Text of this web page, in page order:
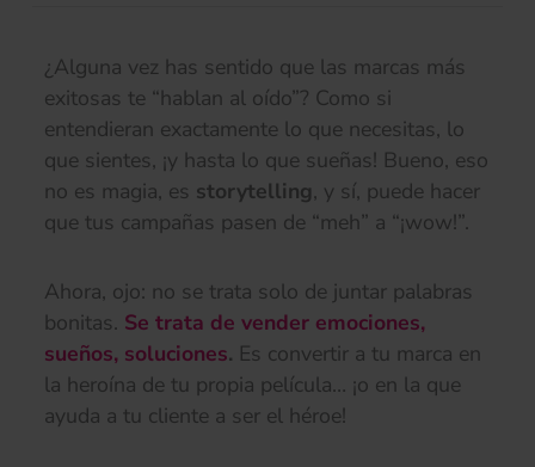
¿Alguna vez has sentido que las marcas más
exitosas te “hablan al oído”? Como si
entendieran exactamente lo que necesitas, lo
que sientes, ¡y hasta lo que sueñas! Bueno, eso
no es magia, es storytelling, y sí, puede hacer
que tus campañas pasen de “meh” a “¡wow!”.
Ahora, ojo: no se trata solo de juntar palabras
bonitas. Se trata de vender emociones,
sueños, soluciones. Es convertir a tu marca en
la heroína de tu propia película… ¡o en la que
ayuda a tu cliente a ser el héroe!